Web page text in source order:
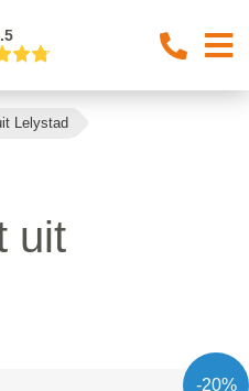
Lelystad
uit
-20%